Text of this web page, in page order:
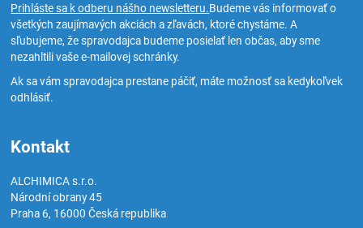
Prihláste sa k odberu nášho newsletteru.Budeme vás informovať o
všetkých zaujímavých akciách a zľavách, ktoré chystáme. A
sľubujeme, že spravodajca budeme posielať len občas, aby sme
nezahltili vaše e-mailovej schránky.
Ak sa vám spravodajca prestane páčiť, máte možnosť sa kedykoľvek
odhlásiť.
Kontakt
ALCHIMICA s.r.o.
Národní obrany 45
Praha 6, 16000Česká republika